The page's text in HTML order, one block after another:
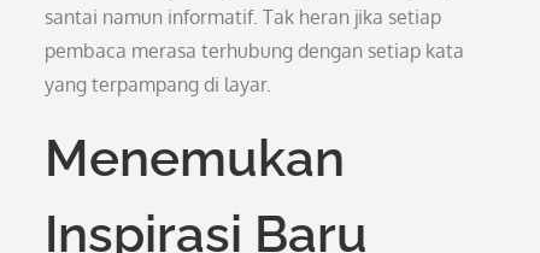
santai namun informatif. Tak heran jika setiap
pembaca merasa terhubung dengan setiap kata
yang terpampang di layar.
Menemukan
Inspirasi Baru